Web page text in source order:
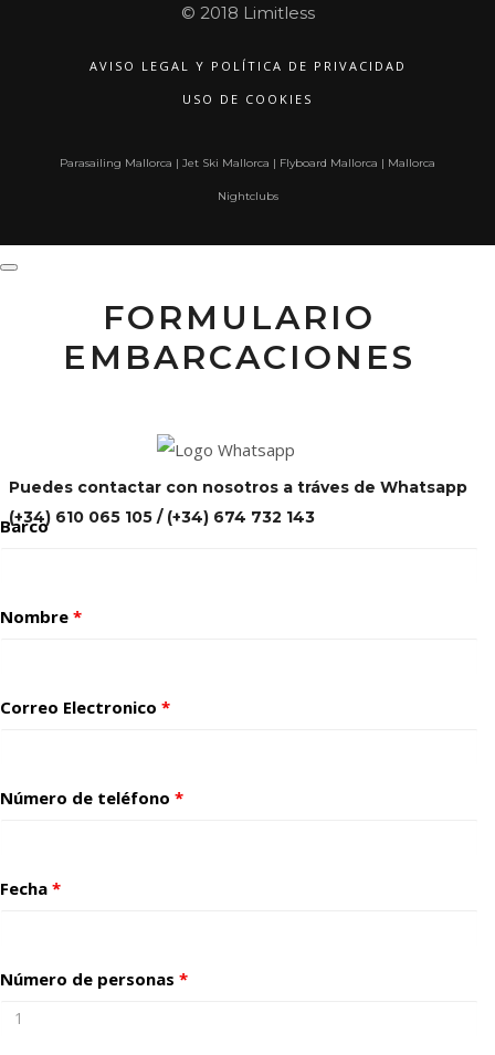
© 2018 Limitless
AVISO LEGAL Y POLÍTICA DE PRIVACIDAD
USO DE COOKIES
Parasailing Mallorca | Jet Ski Mallorca | Flyboard Mallorca | Mallorca
Nightclubs
FORMULARIO
EMBARCACIONES
Puedes contactar con nosotros a tráves de Whatsapp
(+34) 610 065 105 / (+34) 674 732 143
Barco
Nombre *
Correo Electronico *
Número de teléfono *
Fecha *
Número de personas *